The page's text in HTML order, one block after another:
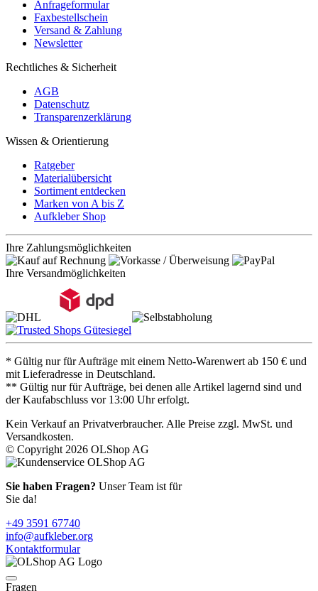
Anfrageformular
Faxbestellschein
Versand & Zahlung
Newsletter
Rechtliches & Sicherheit
AGB
Datenschutz
Transparenzerklärung
Wissen & Orientierung
Ratgeber
Materialübersicht
Sortiment entdecken
Marken von A bis Z
Aufkleber Shop
Ihre Zahlungsmöglichkeiten
Ihre Versandmöglichkeiten
* Gültig nur für Aufträge mit einem Netto-Warenwert ab 150 € und
mit Lieferadresse in Deutschland.
** Gültig nur für Aufträge, bei denen alle Artikel lagernd sind und
der Kaufabschluss vor 13:00 Uhr erfolgt.
Kein Verkauf an Privatverbraucher. Alle Preise zzgl. MwSt. und
Versandkosten.
© Copyright 2026 OLShop AG
Sie haben Fragen? Unser Team ist für
Sie da!
+49 3591 67740
info@aufkleber.org
Kontaktformular
Fragen